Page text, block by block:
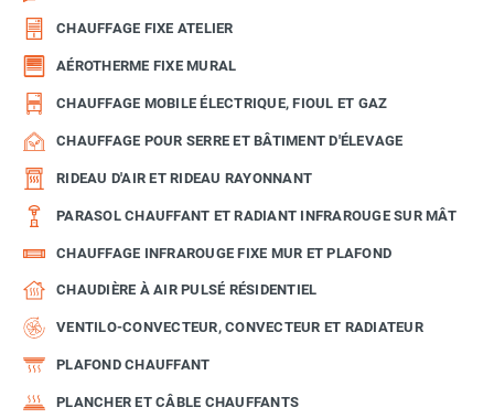
CHAUFFAGE FIXE ATELIER
AÉROTHERME FIXE MURAL
CHAUFFAGE MOBILE ÉLECTRIQUE, FIOUL ET GAZ
CHAUFFAGE POUR SERRE ET BÂTIMENT D'ÉLEVAGE
RIDEAU D'AIR ET RIDEAU RAYONNANT
PARASOL CHAUFFANT ET RADIANT INFRAROUGE SUR MÂT
CHAUFFAGE INFRAROUGE FIXE MUR ET PLAFOND
CHAUDIÈRE À AIR PULSÉ RÉSIDENTIEL
VENTILO-CONVECTEUR, CONVECTEUR ET RADIATEUR
PLAFOND CHAUFFANT
PLANCHER ET CÂBLE CHAUFFANTS